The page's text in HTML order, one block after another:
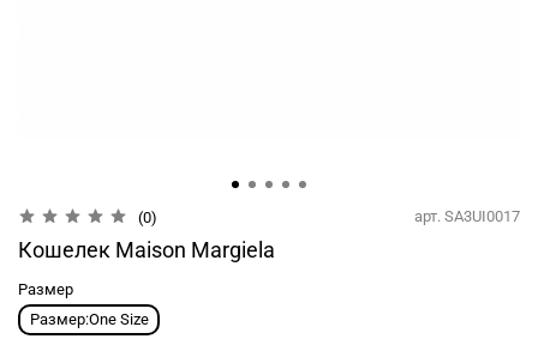
(0) арт. SA3UI0017
Кошелек Maison Margiela
Размер
Размер:One Size